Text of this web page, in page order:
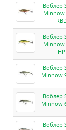
Воблер
Minnow
Воблер
Minnow
HP
Воблер
Minnow
Воблер
Minnow
Воблер